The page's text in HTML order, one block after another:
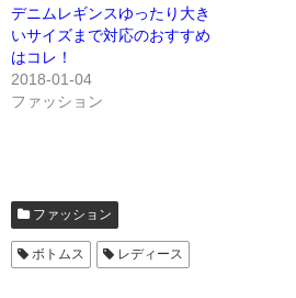
デニムレギンスゆったり大き
いサイズまで対応のおすすめ
はコレ！
2018-01-04
ファッション
ファッション
ボトムス レディース